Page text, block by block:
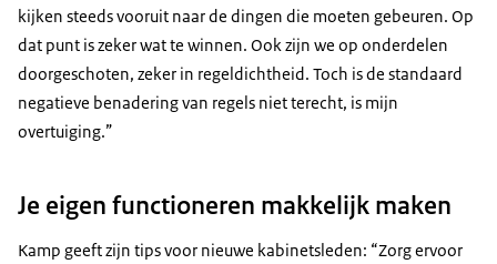
kijken steeds vooruit naar de dingen die moeten gebeuren. Op
dat punt is zeker wat te winnen. Ook zijn we op onderdelen
doorgeschoten, zeker in regeldichtheid. Toch is de standaard
negatieve benadering van regels niet terecht, is mijn
overtuiging.”
Je eigen functioneren makkelijk maken
Kamp geeft zijn tips voor nieuwe kabinetsleden: “Zorg ervoor